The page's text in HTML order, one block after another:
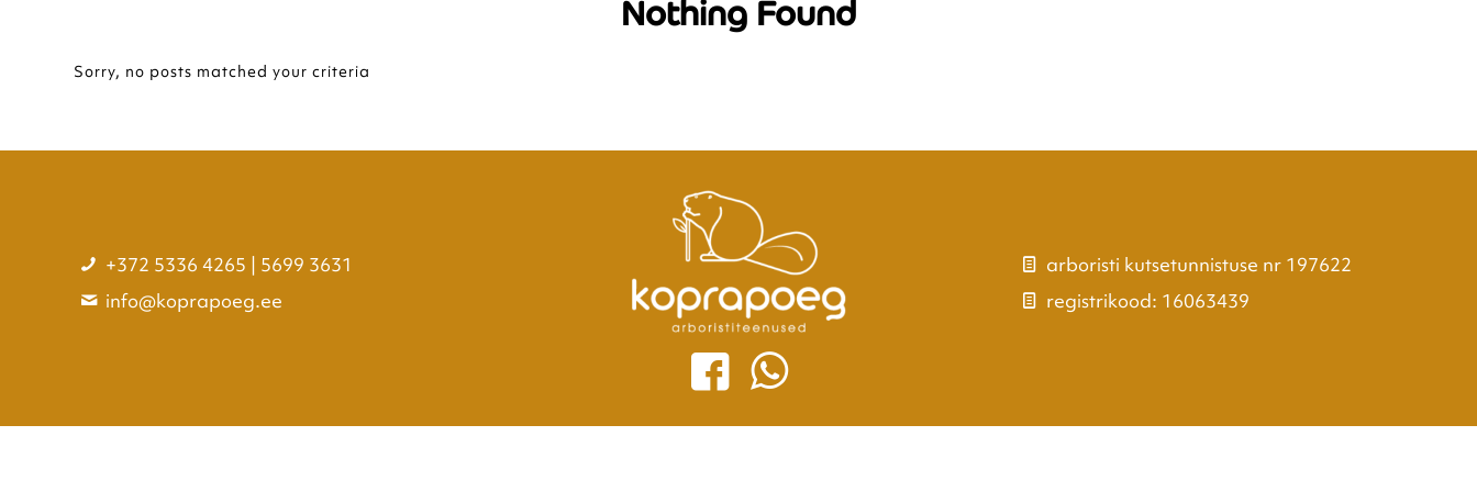
Nothing Found
Sorry, no posts matched your criteria
+372 5336 4265 | 5699 3631
info@koprapoeg.ee
arboristi kutsetunnistuse nr 197622
registrikood: 16063439